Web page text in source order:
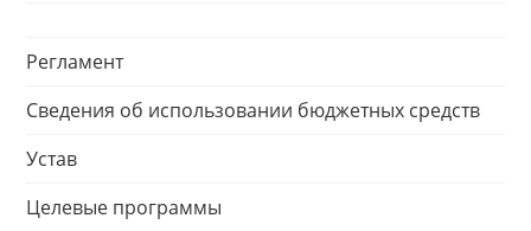
Регламент
Сведения об использовании бюджетных средств
Устав
Целевые программы